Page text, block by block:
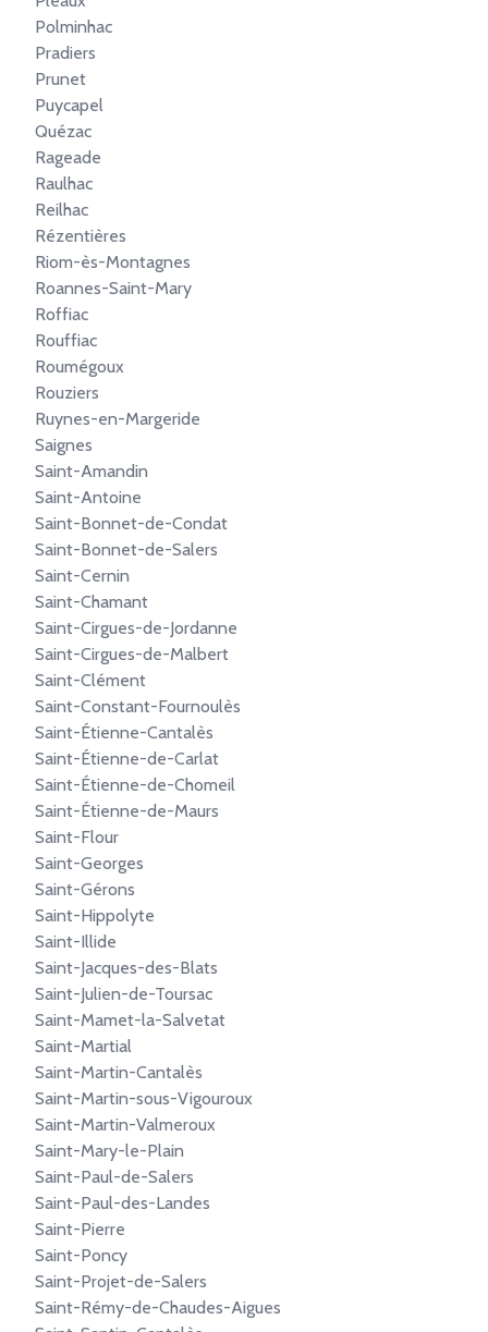
Polminhac
Pradiers
Prunet
Puycapel
Quézac
Rageade
Raulhac
Reilhac
Rézentières
Riom-ès-Montagnes
Roannes-Saint-Mary
Roffiac
Rouffiac
Roumégoux
Rouziers
Ruynes-en-Margeride
Saignes
Saint-Amandin
Saint-Antoine
Saint-Bonnet-de-Condat
Saint-Bonnet-de-Salers
Saint-Cernin
Saint-Chamant
Saint-Cirgues-de-Jordanne
Saint-Cirgues-de-Malbert
Saint-Clément
Saint-Constant-Fournoulès
Saint-Étienne-Cantalès
Saint-Étienne-de-Carlat
Saint-Étienne-de-Chomeil
Saint-Étienne-de-Maurs
Saint-Flour
Saint-Georges
Saint-Gérons
Saint-Hippolyte
Saint-Illide
Saint-Jacques-des-Blats
Saint-Julien-de-Toursac
Saint-Mamet-la-Salvetat
Saint-Martial
Saint-Martin-Cantalès
Saint-Martin-sous-Vigouroux
Saint-Martin-Valmeroux
Saint-Mary-le-Plain
Saint-Paul-de-Salers
Saint-Paul-des-Landes
Saint-Pierre
Saint-Poncy
Saint-Projet-de-Salers
Saint-Rémy-de-Chaudes-Aigues